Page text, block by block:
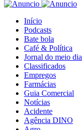
Início
Podcasts
Bate bola
Café & Política
Jornal do meio dia
Classificados
Empregos
Farmácias
Guia Comercial
Notícias
Acidente
Agência DINO